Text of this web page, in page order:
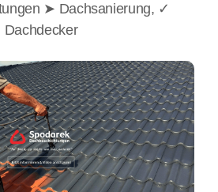
➤ Dachsanierung, ✓
Dachdecker